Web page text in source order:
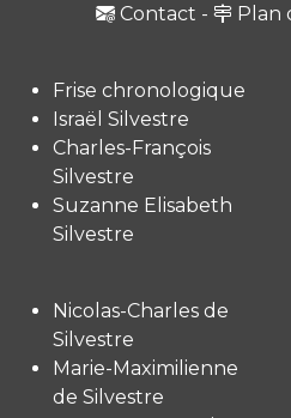
Contact - Plan
Frise chronologique
Israël Silvestre
Charles-François
Silvestre
Suzanne Elisabeth
Silvestre
Nicolas-Charles de
Silvestre
Marie-Maximilienne
de Silvestre